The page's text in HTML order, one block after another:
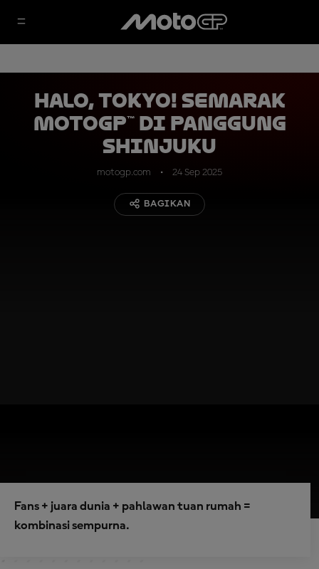
Halo, Tokyo! Semarak
MotoGP™ di Panggung
Shinjuku
motogp.com 24 Sep 2025
BAGIKAN
Fans + juara dunia + pahlawan tuan rumah =
kombinasi sempurna.